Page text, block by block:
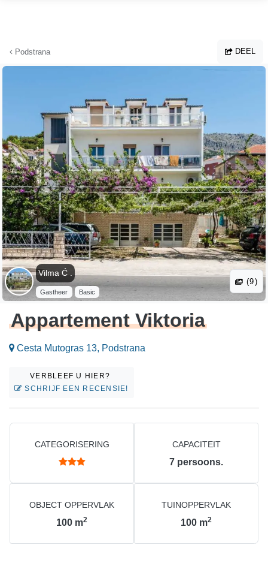
Podstrana DEEL
Vilma Ć .
Gastheer Basic
(9)
Appartement Viktoria
Cesta Mutogras 13, Podstrana
VERBLEEF U HIER?
SCHRIJF EEN RECENSIE!
CATEGORISERING CAPACITEIT
7 persoons.
OBJECT OPPERVLAK
100 m2
TUINOPPERVLAK
100 m2